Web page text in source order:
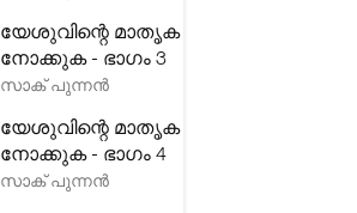
യേശുവിന്റെ മാതൃക
നോക്കുക - ഭാഗം 3
സാക് പുന്നൻ
യേശുവിന്റെ മാതൃക
നോക്കുക - ഭാഗം 4
സാക് പുന്നൻ